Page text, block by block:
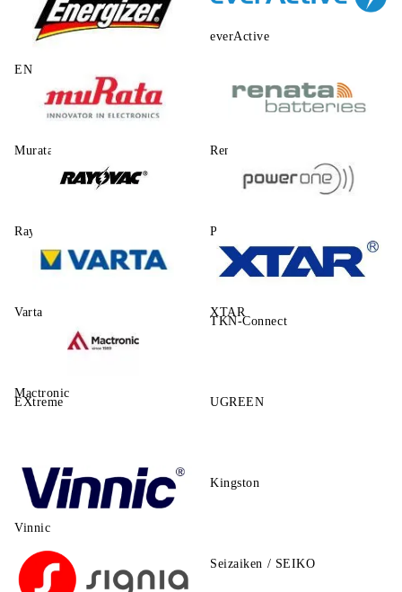
ENERGIZER
everActive
Murata Renata
Rayovac Power One
Varta XTAR
Mactronic
TKN-Connect
EXtreme UGREEN
Vinnic
Kingston
Seizaiken / SEIKO